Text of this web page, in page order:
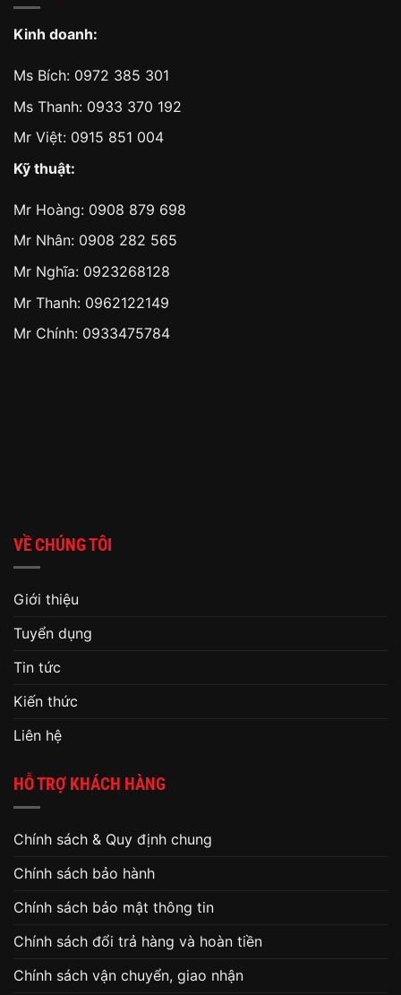
Kinh doanh:
Ms Bích: 0972 385 301
Ms Thanh: 0933 370 192
Mr Việt: 0915 851 004
Kỹ thuật:
Mr Hoàng: 0908 879 698
Mr Nhân: 0908 282 565
Mr Nghĩa: 0923268128
Mr Thanh: 0962122149
Mr Chính: 0933475784
VỀ CHÚNG TÔI
Giới thiệu
Tuyển dụng
Tin tức
Kiến thức
Liên hệ
HỖ TRỢ KHÁCH HÀNG
Chính sách & Quy định chung
Chính sách bảo hành
Chính sách bảo mật thông tin
Chính sách đổi trả hàng và hoàn tiền
Chính sách vận chuyển, giao nhận